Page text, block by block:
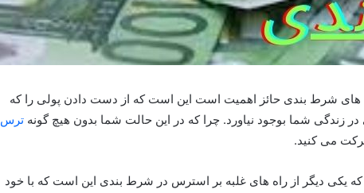
های شرط بندی حائز اهمیت است این است که از دست دادن پولی را که
در زندگی شما بوجود نیاورد. چرا که در این حالت شما بدون هیچ گونه ترس
می کنید.
که یکی دیگر از راه های غلبه بر استرس در شرط بندی این است که با خود